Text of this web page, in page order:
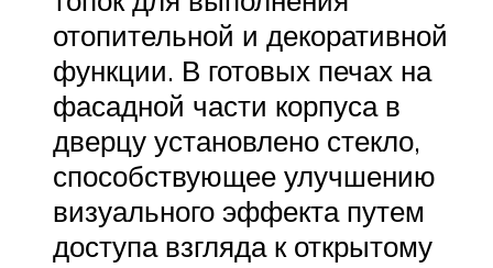
отопительной и декоративной
функции. В готовых печах на
фасадной части корпуса в
дверцу установлено стекло,
способствующее улучшению
визуального эффекта путем
доступа взгляда к открытому